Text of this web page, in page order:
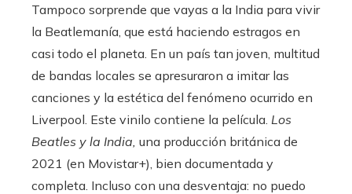
Tampoco sorprende que vayas a la India para vivir
la Beatlemanía, que está haciendo estragos en
casi todo el planeta. En un país tan joven, multitud
de bandas locales se apresuraron a imitar las
canciones y la estética del fenómeno ocurrido en
Liverpool. Este vinilo contiene la película. Los
Beatles y la India, una producción británica de
2021 (en Movistar+), bien documentada y
completa. Incluso con una desventaja: no puedo